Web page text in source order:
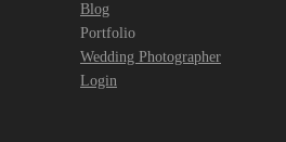
Blog
Portfolio
Wedding Photographer
Login